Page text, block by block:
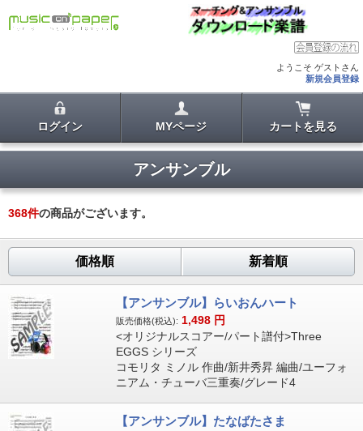
ようこそ ゲストさん
新規会員登録
ログイン MYページ カートを見る
アンサンブル
368件の商品がございます。
価格順 新着順
【アンサンブル】らいおんハート
販売価格(税込): 1,498 円
<オリジナルスコアー/パート譜付>Three
EGGS シリーズ
コモリタ ミノル 作曲/新井秀昇 編曲/ユーフォ
ニアム・チューバ三重奏/グレード4
【アンサンブル】たなばたさま